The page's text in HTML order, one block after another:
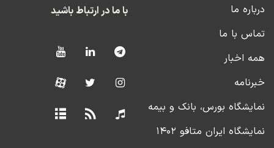
درباره ما
تماس با ما
همه اخبار
خبرنامه
نمایشگاه بورس، بانک و بیمه
نمایشگاه ایران متافو ۱۴۰۲
با ما در ارتباط باشید